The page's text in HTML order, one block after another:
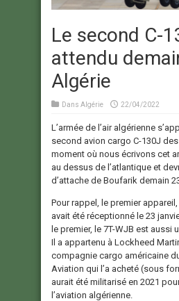
Le second C-
attendu
Algérie
Dans Algérie 22/04/2022
L’armée de l’air algérienne
second avion cargo C-130J
moment où nous écrivons cet
au dessus de l’atlantique et
d’attache de Boufarik demain
Pour rappel, le premier
avait été réceptionné le 23
le premier, le 7T-WJB est aussi
Il a appartenu à Lockheed
compagnie cargo américaine
Aviation qui l’a acheté (sous
aurait été militarisé en 2021
l’aviation algérienne.